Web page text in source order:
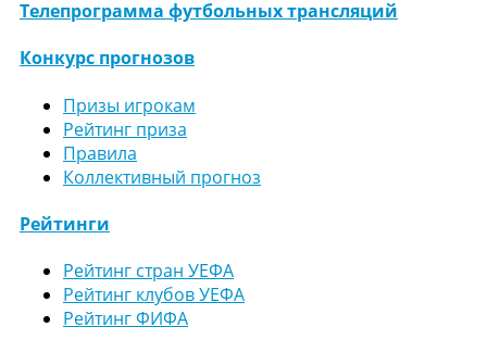
Телепрограмма футбольных трансляций
Конкурс прогнозов
Призы игрокам
Рейтинг приза
Правила
Коллективный прогноз
Рейтинги
Рейтинг стран УЕФА
Рейтинг клубов УЕФА
Рейтинг ФИФА